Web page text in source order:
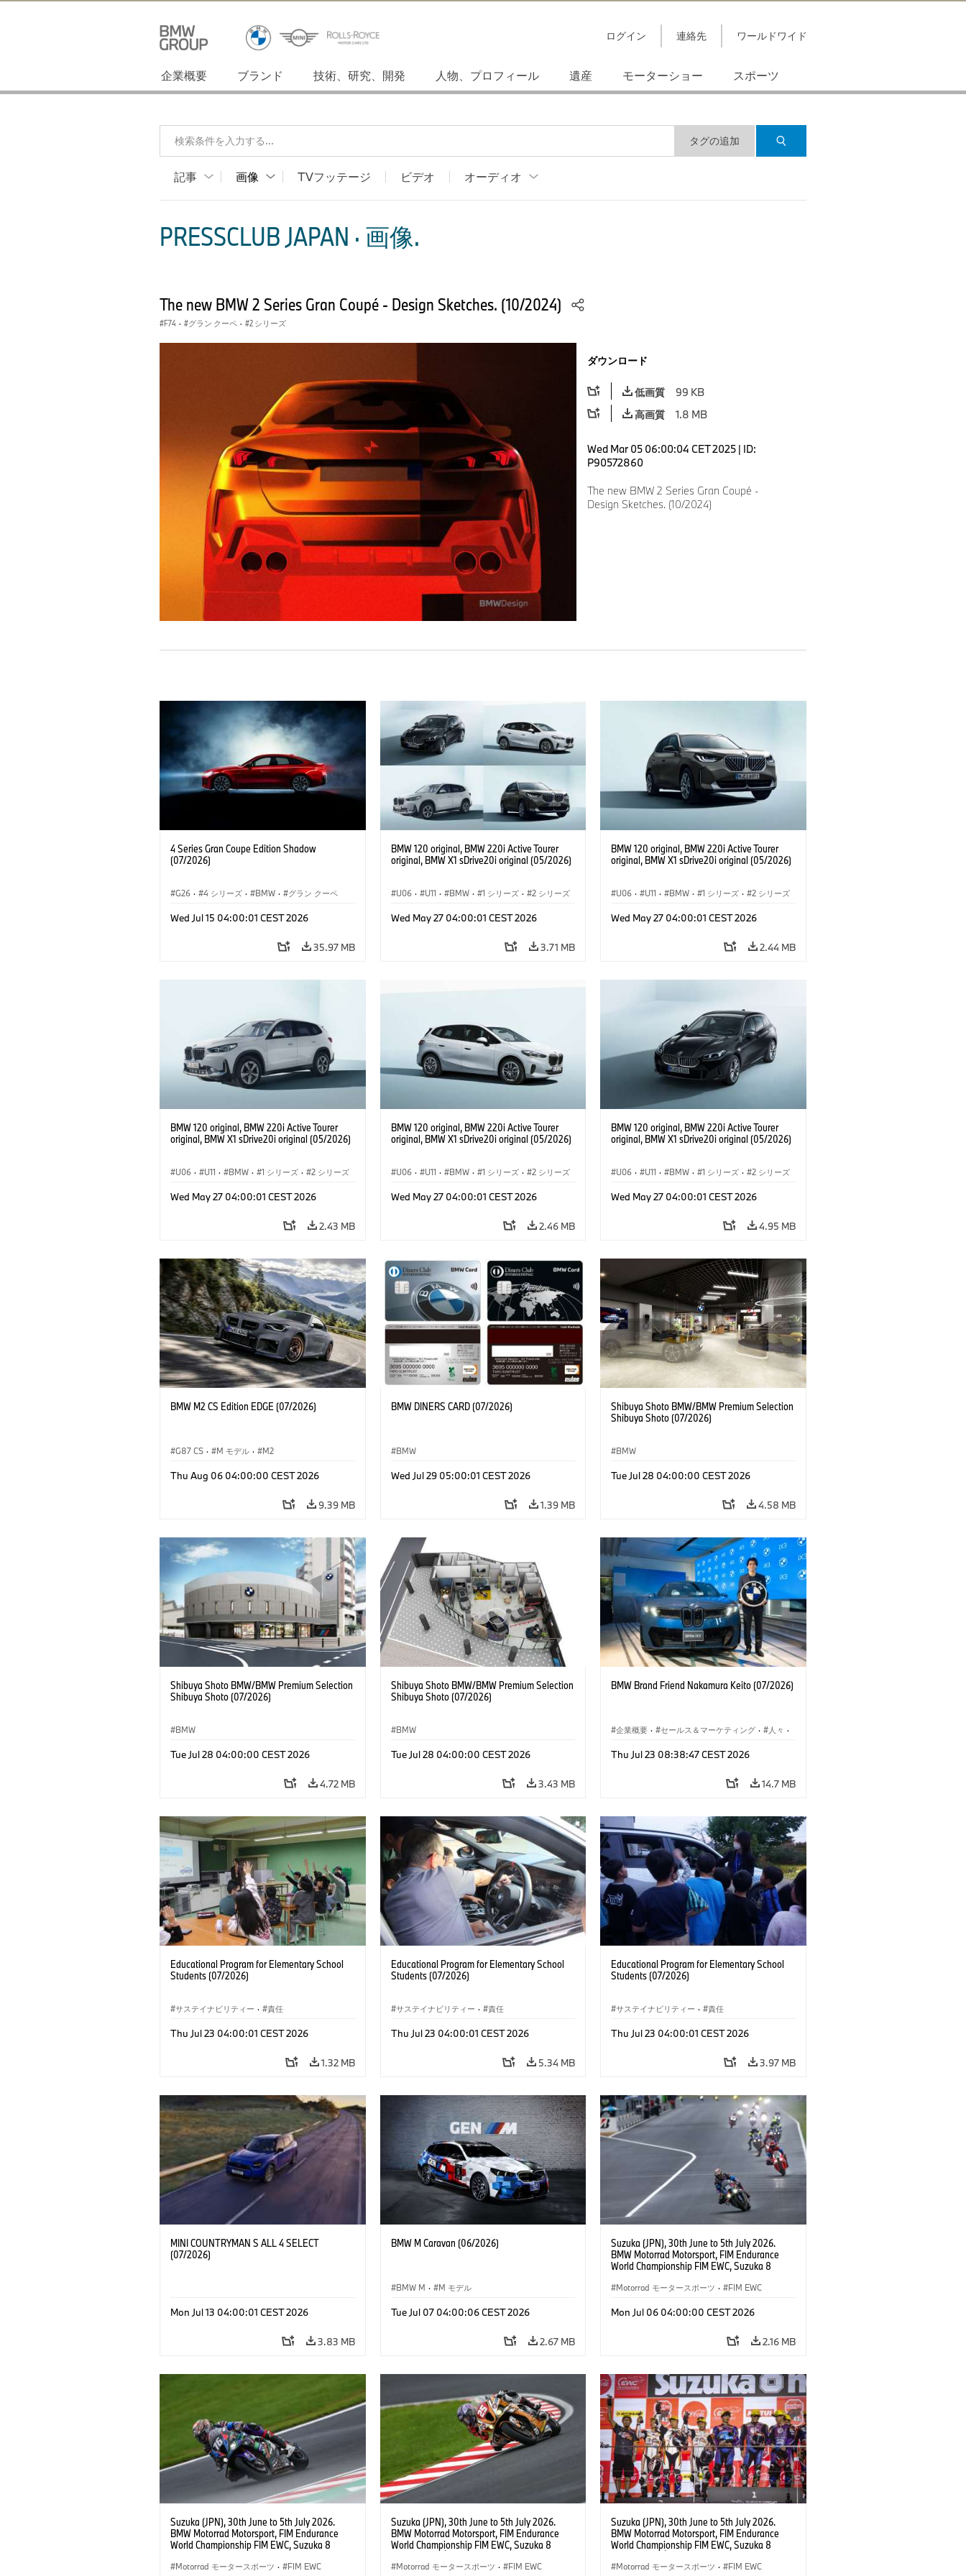
ログイン 連絡先 ワールドワイド
企業概要 ブランド 技術、研究、開発 人物、プロフィール 遺産 モーターショー スポーツ
検索条件を入力する... タグの追加
記事 画像 TVフッテージ ビデオ オーディオ
PRESSCLUB JAPAN · 画像.
The new BMW 2 Series Gran Coupé - Design Sketches. (10/2024)
F74 · グラン クーペ · 2 シリーズ
ダウンロード
低画質
99 KB
高画質
1.8 MB
Wed Mar 05 06:00:04 CET 2025 | ID:
P90572860
The new BMW 2 Series Gran Coupé -
Design Sketches. (10/2024)
4 Series Gran Coupe Edition Shadow
(07/2026)
G26 · 4 シリーズ · BMW · グラン クーペ
Wed Jul 15 04:00:01 CEST 2026
35.97 MB
BMW 120 original, BMW 220i Active Tourer
original, BMW X1 sDrive20i original (05/2026)
U06 · U11 · BMW · 1 シリーズ ·
2 シリーズ
Wed May 27 04:00:01 CEST 2026
3.71 MB
BMW 120 original, BMW 220i Active Tourer
original, BMW X1 sDrive20i original (05/2026)
U06 · U11 · BMW · 1 シリーズ ·
2 シリーズ
Wed May 27 04:00:01 CEST 2026
2.44 MB
BMW 120 original, BMW 220i Active Tourer
original, BMW X1 sDrive20i original (05/2026)
U06 · U11 · BMW · 1 シリーズ ·
2 シリーズ
Wed May 27 04:00:01 CEST 2026
2.43 MB
BMW 120 original, BMW 220i Active Tourer
original, BMW X1 sDrive20i original (05/2026)
U06 · U11 · BMW · 1 シリーズ ·
2 シリーズ
Wed May 27 04:00:01 CEST 2026
2.46 MB
BMW 120 original, BMW 220i Active Tourer
original, BMW X1 sDrive20i original (05/2026)
U06 · U11 · BMW · 1 シリーズ ·
2 シリーズ
Wed May 27 04:00:01 CEST 2026
4.95 MB
BMW M2 CS Edition EDGE (07/2026)
G87 CS · M モデル · M2
Thu Aug 06 04:00:00 CEST 2026
9.39 MB
BMW DINERS CARD (07/2026)
BMW
Wed Jul 29 05:00:01 CEST 2026
1.39 MB
Shibuya Shoto BMW/BMW Premium Selection
Shibuya Shoto (07/2026)
BMW
Tue Jul 28 04:00:00 CEST 2026
4.58 MB
Shibuya Shoto BMW/BMW Premium Selection
Shibuya Shoto (07/2026)
BMW
Tue Jul 28 04:00:00 CEST 2026
4.72 MB
Shibuya Shoto BMW/BMW Premium Selection
Shibuya Shoto (07/2026)
BMW
Tue Jul 28 04:00:00 CEST 2026
3.43 MB
BMW Brand Friend Nakamura Keito (07/2026)
企業概要 · セールス＆マーケティング · 人々 ·
Thu Jul 23 08:38:47 CEST 2026
14.7 MB
Educational Program for Elementary School
Students (07/2026)
サステイナビリティー · 責任
Thu Jul 23 04:00:01 CEST 2026
1.32 MB
Educational Program for Elementary School
Students (07/2026)
サステイナビリティー · 責任
Thu Jul 23 04:00:01 CEST 2026
5.34 MB
Educational Program for Elementary School
Students (07/2026)
サステイナビリティー · 責任
Thu Jul 23 04:00:01 CEST 2026
3.97 MB
MINI COUNTRYMAN S ALL 4 SELECT
(07/2026)
Mon Jul 13 04:00:01 CEST 2026
3.83 MB
BMW M Caravan (06/2026)
BMW M · M モデル
Tue Jul 07 04:00:06 CEST 2026
2.67 MB
Suzuka (JPN), 30th June to 5th July 2026.
BMW Motorrad Motorsport, FIM Endurance
World Championship FIM EWC, Suzuka 8
Team Japan, AutoRace UBE Racing Team, #76
Sylvain Guintoli (FRA), Christoph Ponsson
Motorrad モータースポーツ · FIM EWC
Mon Jul 06 04:00:00 CEST 2026
2.16 MB
Suzuka (JPN), 30th June to 5th July 2026.
BMW Motorrad Motorsport, FIM Endurance
World Championship FIM EWC, Suzuka 8
Team Japan, AutoRace UBE Racing Team, #76
Motorrad モータースポーツ · FIM EWC
Suzuka (JPN), 30th June to 5th July 2026.
BMW Motorrad Motorsport, FIM Endurance
World Championship FIM EWC, Suzuka 8
Hikari Okubo, Kaito Toba, Motoharu Ito (all
Motorrad モータースポーツ · FIM EWC
Suzuka (JPN), 30th June to 5th July 2026.
BMW Motorrad Motorsport, FIM Endurance
World Championship FIM EWC, Suzuka 8
Hikari Okubo, Kaito Toba, Motoharu Ito (all
Motorrad モータースポーツ · FIM EWC